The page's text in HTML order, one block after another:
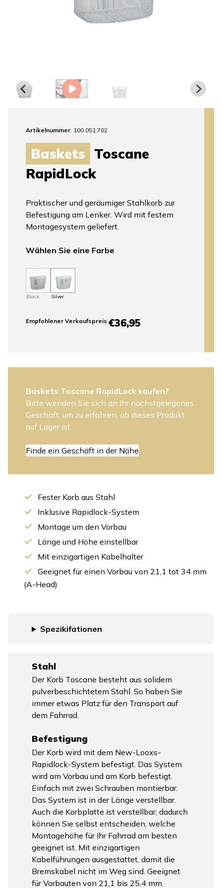
Artikelnummer: 100.051.702
Baskets Toscane
RapidLock
Praktischer und geräumiger Stahlkorb zur
Befestigung am Lenker. Wird mit festem
Montagesystem geliefert.
Wählen Sie eine Farbe
Black Silver
Empfohlener Verkaufspreis:€36,95
Baskets Toscane RapidLock kaufen?
Bitte wenden Sie sich an Ihr nächstgelegenes
Geschäft, um zu erfahren, ob dieses Produkt
auf Lager ist.
Finde ein Geschäft in der Nähe
Fester Korb aus Stahl
Inklusive Rapidlock-System
Montage um den Vorbau
Länge und Höhe einstellbar
Mit einzigartigen Kabelhalter
Geeignet für einen Vorbau von 21,1 tot 34 mm
(A-Head)
Spezikifationen
Stahl
Der Korb Toscane besteht aus solidem
pulverbeschichtetem Stahl. So haben Sie
immer etwas Platz für den Transport auf
dem Fahrrad.
Befestigung
Der Korb wird mit dem New-Looxs-
Rapidlock-System befestigt. Das System
wird am Vorbau und am Korb befestigt.
Einfach mit zwei Schrauben montierbar.
Das System ist in der Länge verstellbar.
Auch die Korbplatte ist verstellbar; dadurch
können Sie selbst entscheiden, welche
Montagehöhe für Ihr Fahrrad am besten
geeignet ist. Mit einzigartigen
Kabelführungen ausgestattet, damit die
Bremskabel nicht im Weg sind. Geeignet
für Vorbauten von 21,1 bis 25,4 mm.